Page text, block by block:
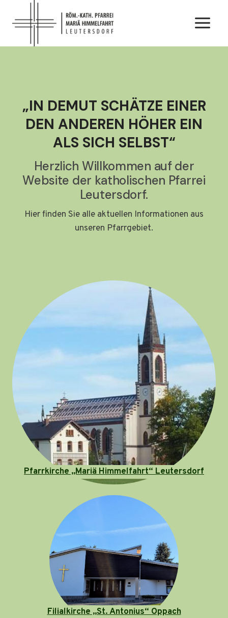
Inhalt
„IN DEMUT SCHÄTZE EINER
DEN ANDEREN HÖHER EIN
ALS SICH SELBST“
Herzlich Willkommen auf der
Website der katholischen Pfarrei
Leutersdorf.
Hier finden Sie alle aktuellen Informationen aus
unseren Pfarrgebiet.
Pfarrkirche „Mariä Himmelfahrt“ Leutersdorf
Filialkirche „St. Antonius“ Oppach